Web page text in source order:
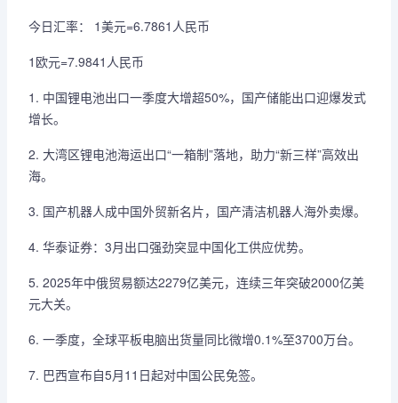
今日汇率： 1美元=6.7861人民币
1欧元=7.9841人民币
1. 中国锂电池出口一季度大增超50%，国产储能出口迎爆发式
增长。
2. 大湾区锂电池海运出口“一箱制”落地，助力“新三样”高效出
海。
3. 国产机器人成中国外贸新名片，国产清洁机器人海外卖爆。
4. 华泰证券：3月出口强劲突显中国化工供应优势。
5. 2025年中俄贸易额达2279亿美元，连续三年突破2000亿美
元大关。
6. 一季度，全球平板电脑出货量同比微增0.1%至3700万台。
7. 巴西宣布自5月11日起对中国公民免签。